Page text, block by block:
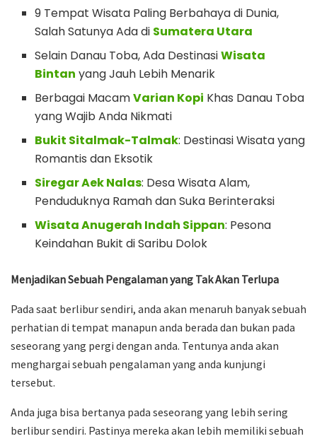
9 Tempat Wisata Paling Berbahaya di Dunia,
Salah Satunya Ada di Sumatera Utara
Selain Danau Toba, Ada DestinasiWisata
Bintan yang Jauh Lebih Menarik
Berbagai MacamVarian Kopi Khas Danau Toba
yang Wajib Anda Nikmati
Bukit Sitalmak-Talmak: Destinasi Wisata yang
Romantis dan Eksotik
Siregar Aek Nalas: Desa Wisata Alam,
Penduduknya Ramah dan Suka Berinteraksi
Wisata Anugerah Indah Sippan: Pesona
Keindahan Bukit di Saribu Dolok
Menjadikan Sebuah Pengalaman yang Tak Akan Terlupa
Pada saat berlibur sendiri, anda akan menaruh banyak sebuah
perhatian di tempat manapun anda berada dan bukan pada
seseorang yang pergi dengan anda. Tentunya anda akan
menghargai sebuah pengalaman yang anda kunjungi
tersebut.
Anda juga bisa bertanya pada seseorang yang lebih sering
berlibur sendiri. Pastinya mereka akan lebih memiliki sebuah